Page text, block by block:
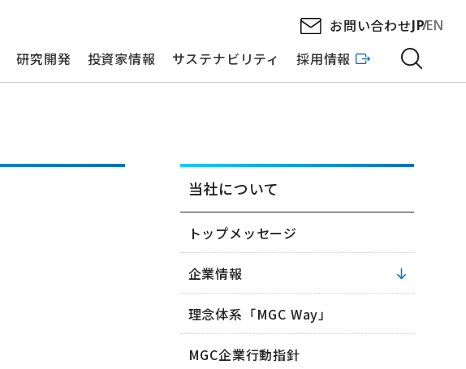
研究開発 投資家情報 サステナビリティ 採用情報
お問い合わせJPEN
当社について
トップメッセージ
企業情報
理念体系「MGC Way」
MGC企業行動指針